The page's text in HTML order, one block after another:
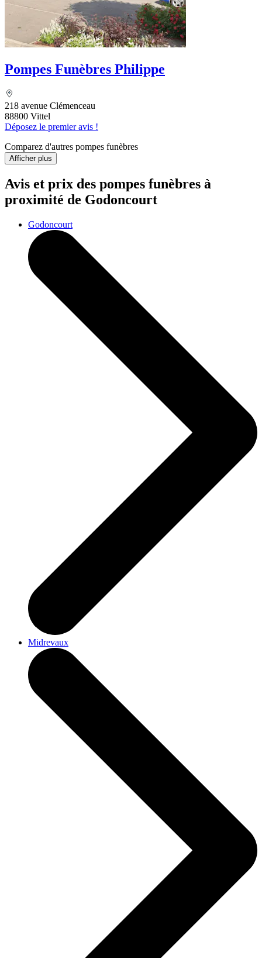
Pompes Funèbres Philippe
218 avenue Clémenceau
88800 Vittel
Déposez le premier avis !
Comparez d'autres pompes funèbres
Afficher plus
Avis et prix des pompes funèbres à
proximité de Godoncourt
Godoncourt
Midrevaux